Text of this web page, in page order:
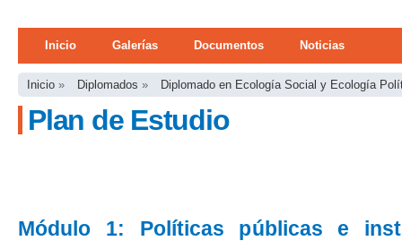
Menú principal
Inicio Galerías Documentos Noticias
Se encuentra usted aquí
Inicio » Diplomados » Diplomado en Ecología Social y Ecología
Plan de Estudio
Módulo 1: Políticas públicas e